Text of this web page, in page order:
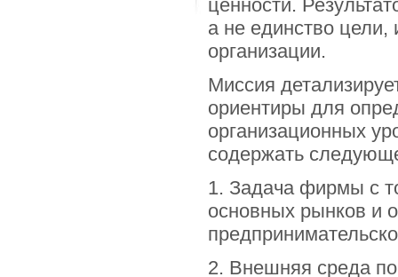
ценности.
а не единство
организации.
Миссия
ориентиры для
организационных
содержать
1. Задача фирмы с
основных рынков и
2. Внешняя среда